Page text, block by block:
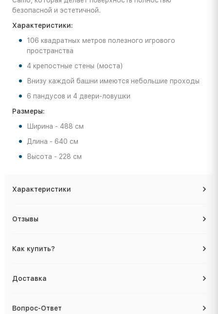
безопасной и эстетичной.
Характеристики:
106 квадратных метров полезного игрового
пространства
4 крепостные стены (моста)
Внизу каждой башни имеются небольшие проходы
6 пандусов и 4 двери-ловушки
Размеры:
Ширина - 488 см
Длина - 640 см
Высота - 228 см
Характеристики
Отзывы
Как купить?
Доставка
Вопрос-Ответ